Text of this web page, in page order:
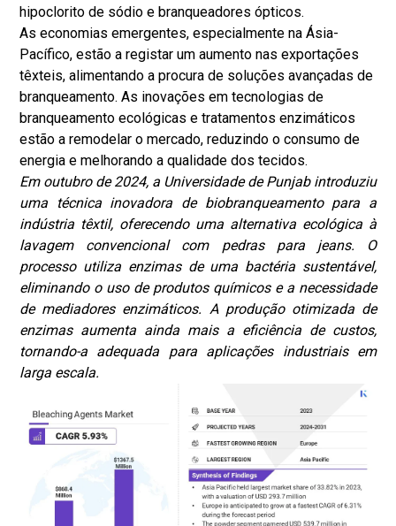
hipoclorito de sódio e branqueadores ópticos.
As economias emergentes, especialmente na Ásia-
Pacífico, estão a registar um aumento nas exportações
têxteis, alimentando a procura de soluções avançadas de
branqueamento. As inovações em tecnologias de
branqueamento ecológicas e tratamentos enzimáticos
estão a remodelar o mercado, reduzindo o consumo de
energia e melhorando a qualidade dos tecidos.
Em outubro de 2024, a Universidade de Punjab introduziu
uma técnica inovadora de biobranqueamento para a
indústria têxtil, oferecendo uma alternativa ecológica à
lavagem convencional com pedras para jeans. O
processo utiliza enzimas de uma bactéria sustentável,
eliminando o uso de produtos químicos e a necessidade
de mediadores enzimáticos. A produção otimizada de
enzimas aumenta ainda mais a eficiência de custos,
tornando-a adequada para aplicações industriais em
larga escala.